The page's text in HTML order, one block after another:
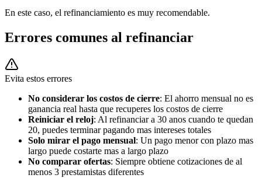
En este caso, el refinanciamiento es muy recomendable.
Errores comunes al refinanciar
Evita estos errores
No considerar los costos de cierre: El ahorro mensual no es
ganancia real hasta que recuperes los costos de cierre
Reiniciar el reloj: Al refinanciar a 30 anos cuando te quedan
20, puedes terminar pagando mas intereses totales
Solo mirar el pago mensual: Un pago menor con plazo mas
largo puede costarte mas a largo plazo
No comparar ofertas: Siempre obtiene cotizaciones de al
menos 3 prestamistas diferentes